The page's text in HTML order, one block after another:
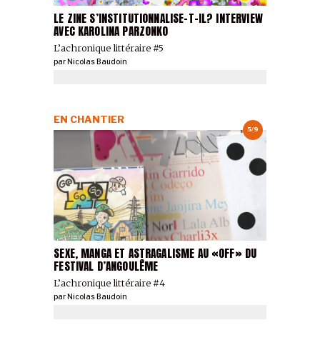
LE ZINE S’INSTITUTIONNALISE-T-IL? INTERVIEW
AVEC KAROLINA PARZONKO
L’achronique littéraire #5
parNicolas Baudoin
5/9
SEXE, MANGA ET ASTRAGALISME AU «OFF» DU
FESTIVAL D’ANGOULÊME
L’achronique littéraire #4
EN CHANTIER
par Nicolas Baudoin